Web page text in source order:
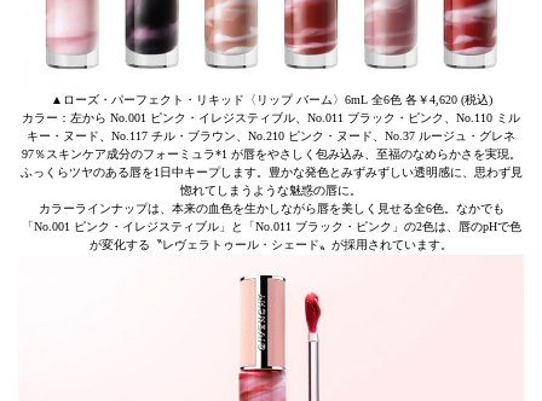
▲ローズ・パーフェクト・リキッド〈リップ バーム〉6mL 全6色 各￥4,620 (税込)
カラー：左から No.001 ピンク・イレジスティブル、No.011 ブラック・ピンク、No.110 ミル
キー・ヌード、No.117 チル・ブラウン、No.210 ピンク・ヌード、No.37 ルージュ・グレネ
97％スキンケア成分のフォーミュラ*1 が唇をやさしく包み込み、至福のなめらかさを実現。
ふっくらツヤのある唇を1日中キープします。豊かな発色とみずみずしい透明感に、思わず見
惚れてしまうような魅惑の唇に。
カラーラインナップは、本来の血色を生かしながら唇を美しく見せる全6色。なかでも
「No.001 ピンク・イレジスティブル」と「No.011 ブラック・ピンク」の2色は、唇のpHで色
が変化する〝レヴェラトゥール・シェード〟が採用されています。